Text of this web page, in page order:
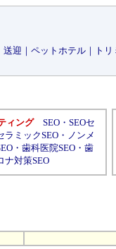
送迎 ｜ ペットホテル｜
ト
ィング SEO ・ SEOセ
ラミックSEO ・ ノンメ
・ 歯科医院SEO ・ 歯
ナ対策SEO